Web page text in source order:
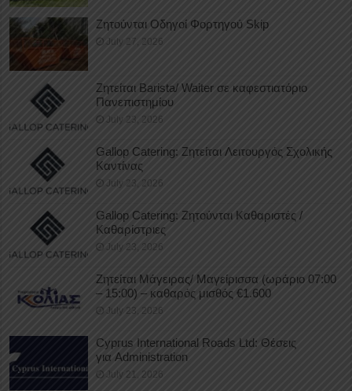
Ζητούνται Οδηγοί Φορτηγού Skip
July 27, 2026
Ζητείται Barista/ Waiter σε καφεστιατόριο
Πανεπιστημίου
July 23, 2026
Gallop Catering: Ζητείται Λειτουργός Σχολικής
Καντίνας
July 23, 2026
Gallop Catering: Ζητούνται Καθαριστές /
Καθαρίστριες
July 23, 2026
Ζητείται Μάγειρας/ Μαγείρισσα (ωράριο 07:00
– 15:00) – καθαρός μισθός €1.600
July 23, 2026
Cyprus International Roads Ltd: Θέσεις
για Administration
July 21, 2026